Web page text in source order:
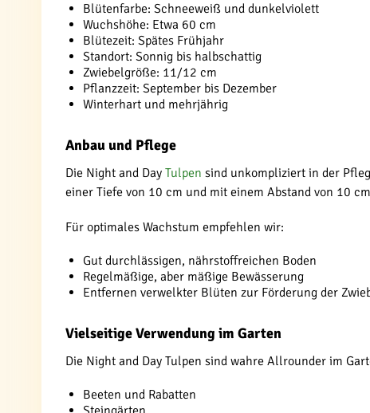
Blütenfarbe: Schneeweiß und dunkelviolett
Wuchshöhe: Etwa 60 cm
Blütezeit: Spätes Frühjahr
Standort: Sonnig bis halbschattig
Zwiebelgröße: 11/12 cm
Pflanzzeit: September bis Dezember
Winterhart und mehrjährig
Anbau und Pflege
Die Night and Day Tulpen sind unkompliziert in der
einer Tiefe von 10 cm und mit einem Abstand von 10
Für optimales Wachstum empfehlen wir:
Gut durchlässigen, nährstoffreichen Boden
Regelmäßige, aber mäßige Bewässerung
Entfernen verwelkter Blüten zur Förderung der
Vielseitige Verwendung im Garten
Die Night and Day Tulpen sind wahre Allrounder im
Beeten und Rabatten